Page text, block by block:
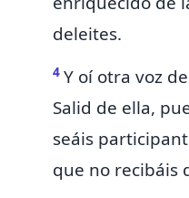
deleites.
4 Y oí otra voz
Salid de ella,
seáis
que no recibáis